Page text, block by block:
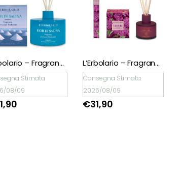
L’Erbolario – Fragranza per Legni Profumati Lillà Lillà
Stimata
08/09
L’Erbolario – Fragranza per Legni Profumati Gelsomino Indiano
Consegna Stimata
2026/08/09
€19,50